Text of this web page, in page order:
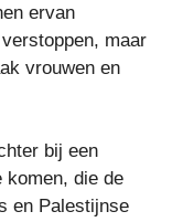
ervan
maar
vrouwen en
bij een
komen, die de
en Palestijnse